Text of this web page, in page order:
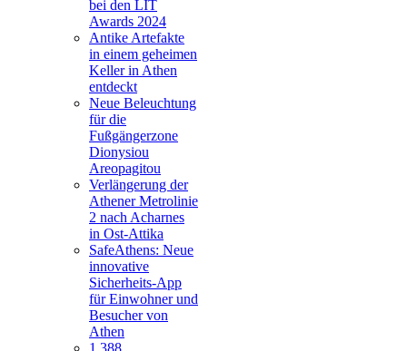
bei den LIT
Awards 2024
Antike Artefakte
in einem geheimen
Keller in Athen
entdeckt
Neue Beleuchtung
für die
Fußgängerzone
Dionysiou
Areopagitou
Verlängerung der
Athener Metrolinie
2 nach Acharnes
in Ost-Attika
SafeAthens: Neue
innovative
Sicherheits-App
für Einwohner und
Besucher von
Athen
1.388